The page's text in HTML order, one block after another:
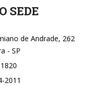
SEDE
de Andrade, 262
- SP
2011